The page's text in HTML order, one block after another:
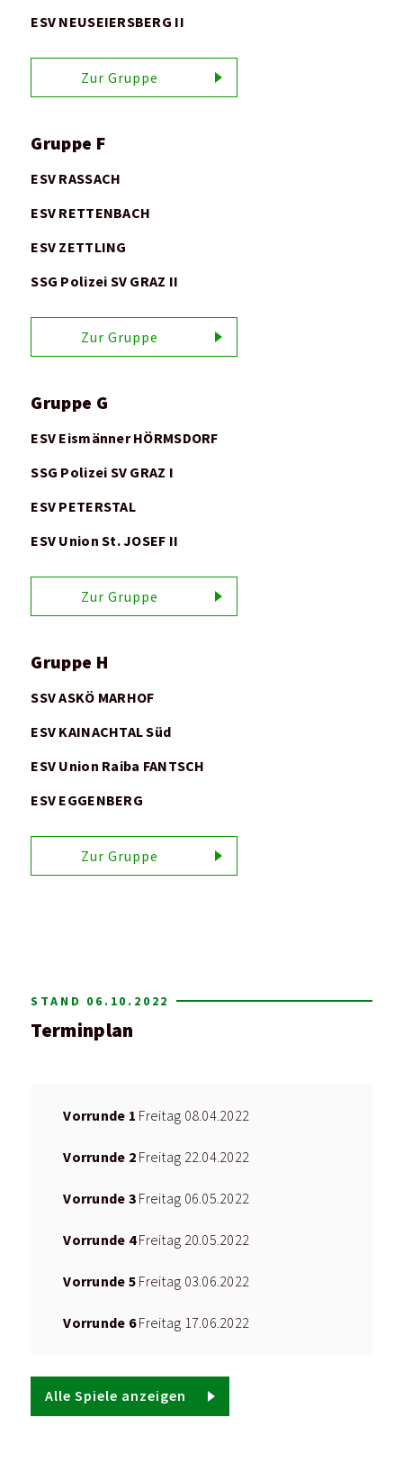
ESV NEUSEIERSBERG II
Zur Gruppe
Gruppe F
ESV RASSACH
ESV RETTENBACH
ESV ZETTLING
SSG Polizei SV GRAZ II
Zur Gruppe
Gruppe G
ESV Eismänner HÖRMSDORF
SSG Polizei SV GRAZ I
ESV PETERSTAL
ESV Union St. JOSEF II
Zur Gruppe
Gruppe H
SSV ASKÖ MARHOF
ESV KAINACHTAL Süd
ESV Union Raiba FANTSCH
ESV EGGENBERG
Zur Gruppe
STAND 06.10.2022
Terminplan
Vorrunde 1 Freitag 08.04.2022
Vorrunde 2 Freitag 22.04.2022
Vorrunde 3 Freitag 06.05.2022
Vorrunde 4Freitag 20.05.2022
Vorrunde 5 Freitag 03.06.2022
Vorrunde 6Freitag 17.06.2022
Alle Spiele anzeigen